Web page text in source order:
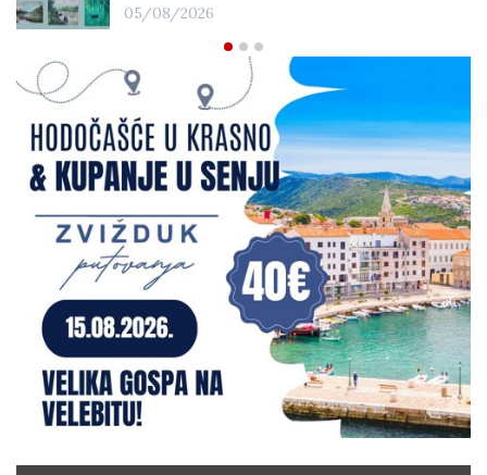
05/08/2026